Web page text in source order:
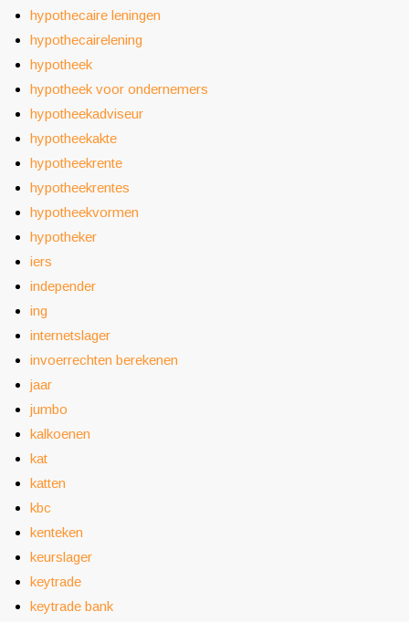
hypothecaire leningen
hypothecairelening
hypotheek
hypotheek voor ondernemers
hypotheekadviseur
hypotheekakte
hypotheekrente
hypotheekrentes
hypotheekvormen
hypotheker
iers
independer
ing
internetslager
invoerrechten berekenen
jaar
jumbo
kalkoenen
kat
katten
kbc
kenteken
keurslager
keytrade
keytrade bank